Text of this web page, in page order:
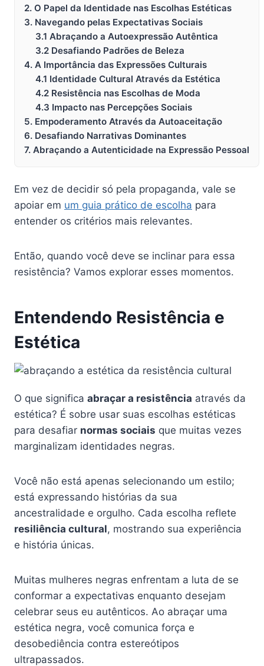
2. O Papel da Identidade nas Escolhas Estéticas
3. Navegando pelas Expectativas Sociais
3.1 Abraçando a Autoexpressão Autêntica
3.2 Desafiando Padrões de Beleza
4. A Importância das Expressões Culturais
4.1 Identidade Cultural Através da Estética
4.2 Resistência nas Escolhas de Moda
4.3 Impacto nas Percepções Sociais
5. Empoderamento Através da Autoaceitação
6. Desafiando Narrativas Dominantes
7. Abraçando a Autenticidade na Expressão Pessoal
Em vez de decidir só pela propaganda, vale se
apoiar em um guia prático de escolha para
entender os critérios mais relevantes.
Então, quando você deve se inclinar para essa
resistência? Vamos explorar esses momentos.
Entendendo Resistência e
Estética
O que significa abraçar a resistência através da
estética? É sobre usar suas escolhas estéticas
para desafiar normas sociais que muitas vezes
marginalizam identidades negras.
Você não está apenas selecionando um estilo;
está expressando histórias da sua
ancestralidade e orgulho. Cada escolha reflete
resiliência cultural, mostrando sua experiência
e história únicas.
Muitas mulheres negras enfrentam a luta de se
conformar a expectativas enquanto desejam
celebrar seus eu autênticos. Ao abraçar uma
estética negra, você comunica força e
desobediência contra estereótipos
ultrapassados.